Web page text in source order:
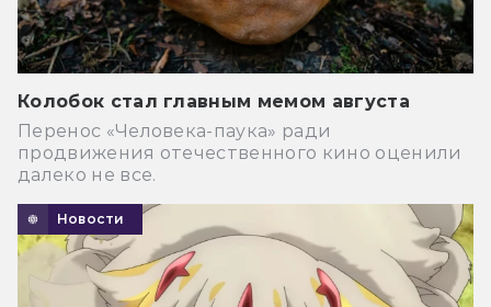
Колобок стал главным мемом августа
Перенос «Человека-паука» ради
продвижения отечественного кино оценили
далеко не все.
Новости